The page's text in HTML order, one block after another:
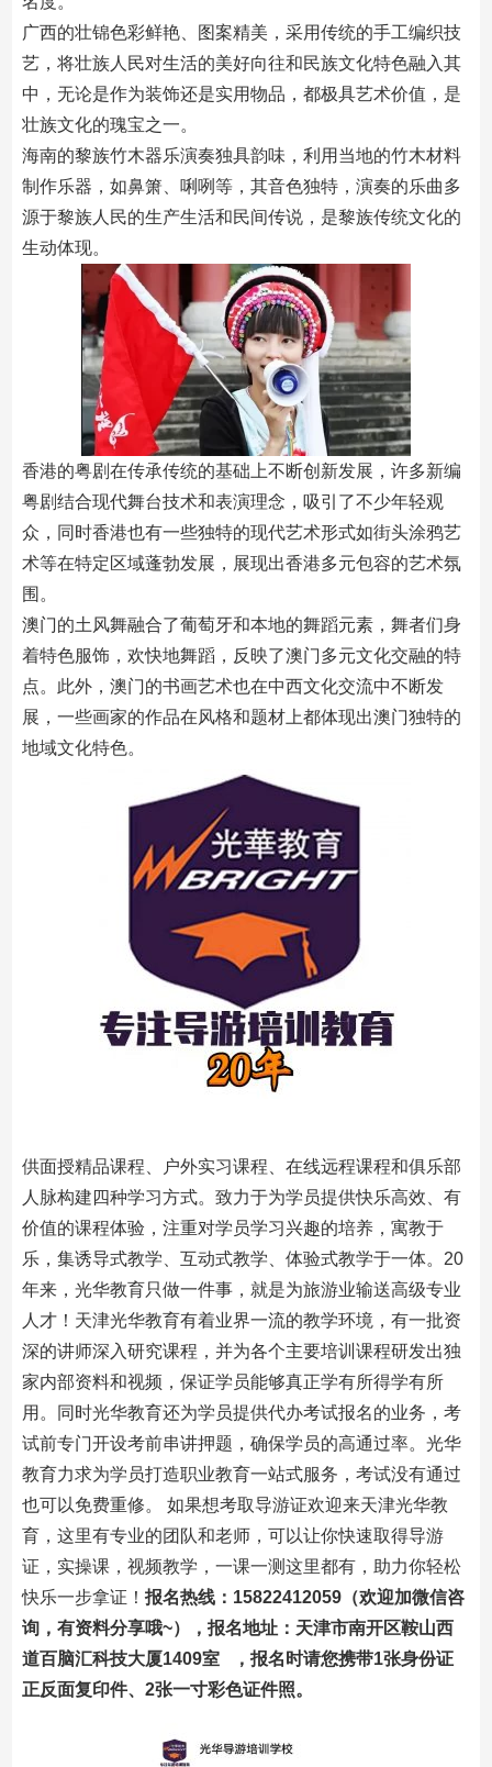
广西的壮锦色彩鲜艳、图案精美，采用传统的手工编织技
艺，将壮族人民对生活的美好向往和民族文化特色融入其
中，无论是作为装饰还是实用物品，都极具艺术价值，是
壮族文化的瑰宝之一。
海南的黎族竹木器乐演奏独具韵味，利用当地的竹木材料
制作乐器，如鼻箫、唎咧等，其音色独特，演奏的乐曲多
源于黎族人民的生产生活和民间传说，是黎族传统文化的
生动体现。
香港的粤剧在传承传统的基础上不断创新发展，许多新编
粤剧结合现代舞台技术和表演理念，吸引了不少年轻观
众，同时香港也有一些独特的现代艺术形式如街头涂鸦艺
术等在特定区域蓬勃发展，展现出香港多元包容的艺术氛
围。
澳门的土风舞融合了葡萄牙和本地的舞蹈元素，舞者们身
着特色服饰，欢快地舞蹈，反映了澳门多元文化交融的特
点。此外，澳门的书画艺术也在中西文化交流中不断发
展，一些画家的作品在风格和题材上都体现出澳门独特的
地域文化特色。
供面授精品课程、户外实习课程、在线远程课程和俱乐部
人脉构建四种学习方式。致力于为学员提供快乐高效、有
价值的课程体验，注重对学员学习兴趣的培养，寓教于
乐，集诱导式教学、互动式教学、体验式教学于一体。20
年来，光华教育只做一件事，就是为旅游业输送高级专业
人才！天津光华教育有着业界一流的教学环境，有一批资
深的讲师深入研究课程，并为各个主要培训课程研发出独
家内部资料和视频，保证学员能够真正学有所得学有所
用。同时光华教育还为学员提供代办考试报名的业务，考
试前专门开设考前串讲押题，确保学员的高通过率。光华
教育力求为学员打造职业教育一站式服务，考试没有通过
也可以免费重修。 如果想考取导游证欢迎来天津光华教
育，这里有专业的团队和老师，可以让你快速取得导游
证，实操课，视频教学，一课一测这里都有，助力你轻松
快乐一步拿证！ 报名热线：15822412059（欢迎加微信咨
询，有资料分享哦~），报名地址：天津市南开区鞍山西
道百脑汇科技大厦1409室 ，报名时请您携带1张身份证
正反面复印件、2张一寸彩色证件照。